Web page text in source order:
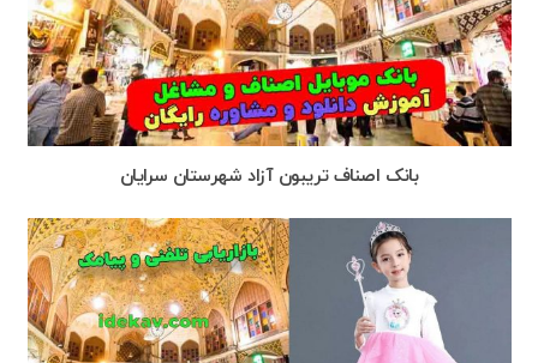
بانک اصناف تریبون آزاد شهرستان سرایان